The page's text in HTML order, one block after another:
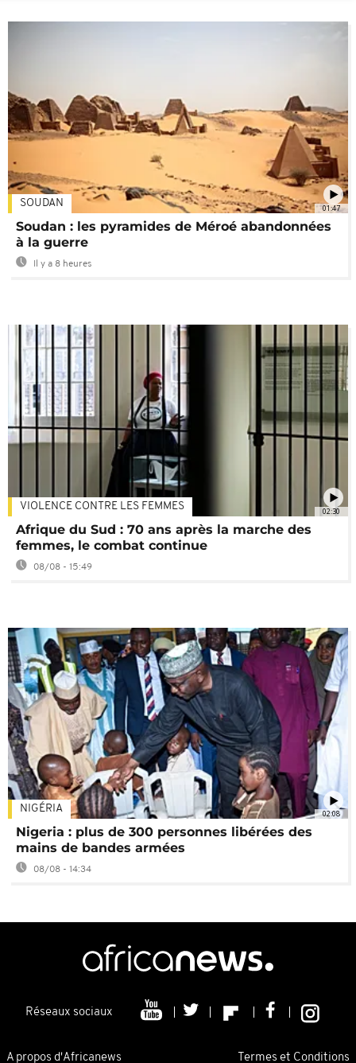
01:47
SOUDAN
Soudan : les pyramides de Méroé abandonnées
à la guerre
Il y a 8 heures
02:30
VIOLENCE CONTRE LES FEMMES
Afrique du Sud : 70 ans après la marche des
femmes, le combat continue
08/08 - 15:49
02:08
NIGÉRIA
Nigeria : plus de 300 personnes libérées des
mains de bandes armées
08/08 - 14:34
Réseaux sociaux
A propos d'Africanews Termes et Conditions